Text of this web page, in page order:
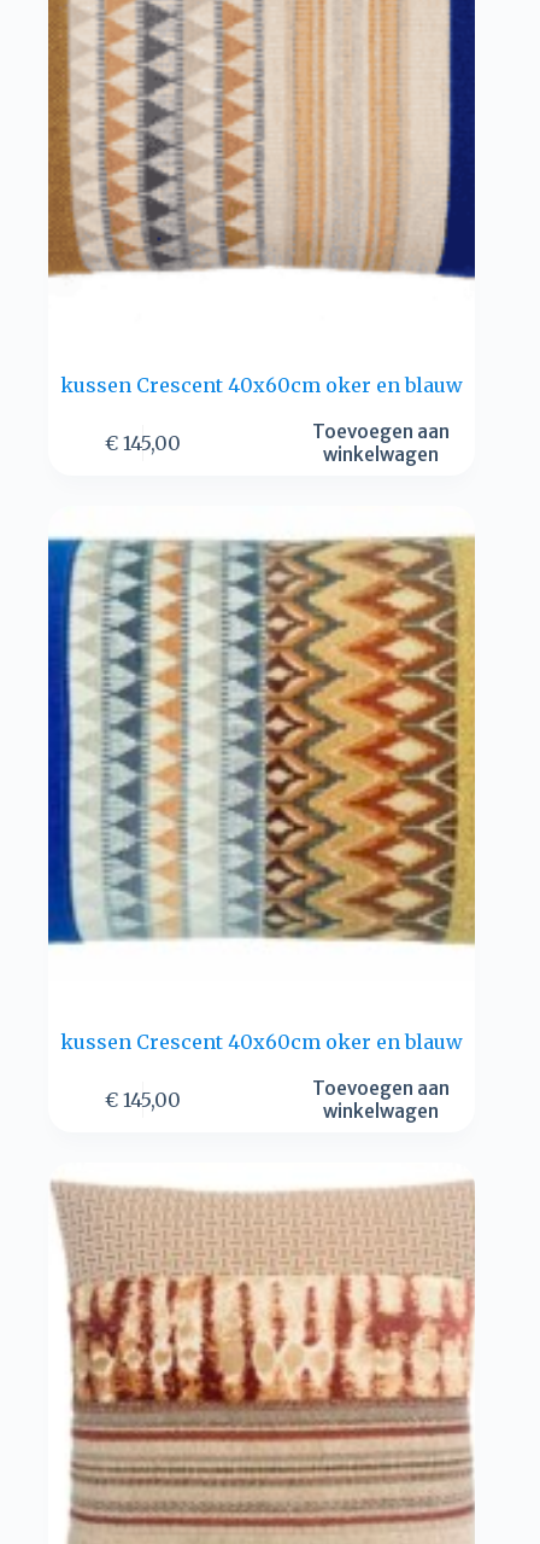
kussen Crescent 40x60cm oker en blauw
€ 145,00
Toevoegen aan
winkelwagen
kussen Crescent 40x60cm oker en blauw
€ 145,00
Toevoegen aan
winkelwagen